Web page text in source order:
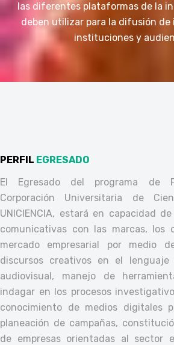
las diferentes plataformas de la
deben utilizar para la difusión de
instituciones y
PERFIL EGRESADO
El Egresado del programa de
Corporación Universitaria de
UNICIENCIA, estará en capacidad
comunicativas con las marcas, los
mercado empresarial por medio
discursos creativos en el
audiovisual, manejo de
indagar en los procesos
conocimiento de medios digitales
planeación de campañas,
de empresas orientadas al sector